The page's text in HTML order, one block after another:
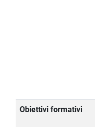
Obiettivi formativi